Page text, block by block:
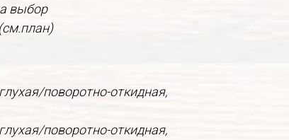
выбор
поворотно-откидная,
поворотно-откидная,